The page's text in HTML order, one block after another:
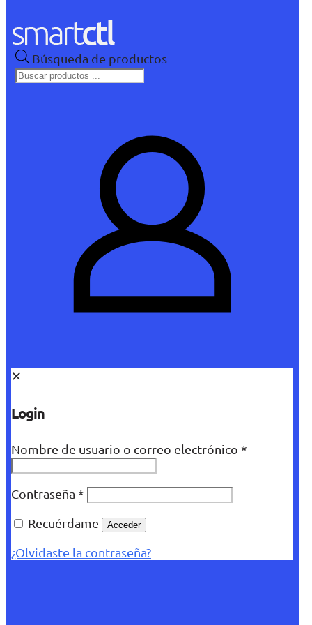
Búsqueda de productos
✕
Login
Nombre de usuario o correo electrónico *
Contraseña *
Recuérdame
Acceder
¿Olvidaste la contraseña?